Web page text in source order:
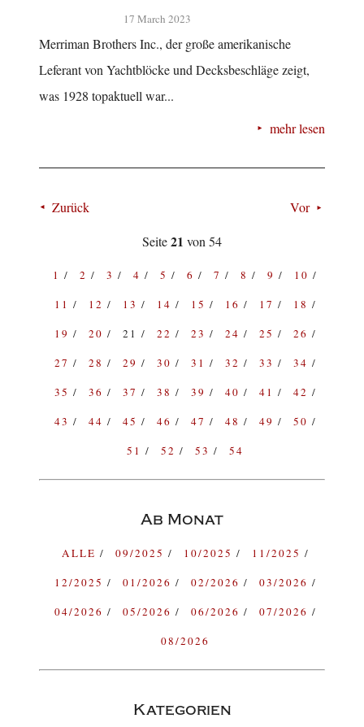
17 March 2023
Merriman Brothers Inc., der große amerikanische
Leferant von Yachtblöcke und Decksbeschläge zeigt,
was 1928 topaktuell war...
mehr lesen
Zurück
Vor
Seite21 von 54
1 2 3 4 5 6 7 8 9
10
11
12 13 14 15 16 17
18
19
20 21 22 23 24 25
26
27
28 29 30 31 32 33
34
35
36 37 38 39 40 41
42
43
44 45 46 47 48 49
50
51
52 53 54
Ab Monat
ALLE 09/2025 10/2025
11/2025
12/2025
01/2026 02/2026
03/2026
04/2026
05/2026 06/2026
07/2026
08/2026
Kategorien